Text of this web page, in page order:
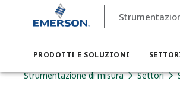
PRODOTTI E SOLUZIONI
Strumentazione di misura Settori